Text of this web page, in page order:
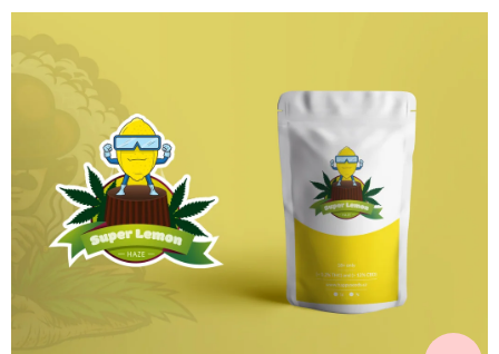
produktu
4,0
hvězdiček.